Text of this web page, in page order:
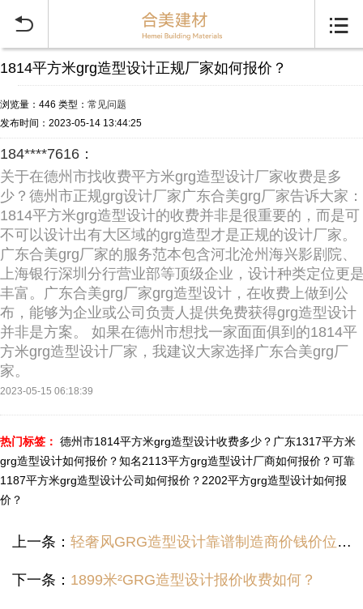
 
1814平方米grg造型设计正规厂家如何报价？
浏览量：446 类型： 常见问题
发布时间：2023-05-14 13:44:25
184****7616：
关于在德州市找收费平方米grg造型设计厂家收费是多
少？德州市正规grg设计厂家广东合美grg厂家告诉大家：
1814平方米grg造型设计的收费并非是很重要的，而是可
不可以设计出有大区域的grg造型才是正规的设计厂家。
广东合美grg厂家的服务范本包含河北沧州海兴影剧院、
上海银行深圳分行营业部等顶级企业，设计种类定位更
丰富。广东合美grg厂家grg造型设计，在收费上做到公
布，能够为企业或公司负责人提供免费获得grg造型设计
并非是方案。 如果在德州市想找一家面面俱到的1814平
方米grg造型设计厂家，我建议大家选择广东合美grg厂
家。
2023-05-15 06:18:39
热门标签： 德州市1814平方米grg造型设计收费多少？ 广东1317平方米
grg造型设计如何报价？知名2113平方grg造型设计厂商如何报价？可靠
1187平方米grg造型设计公司如何报价？ 2202平方grg造型设计如何报
价？
上一条： 轻奢风GRG造型设计靠谱制造商价钱价位多少？
下一条： 1899米²GRG造型设计报价收费如何？